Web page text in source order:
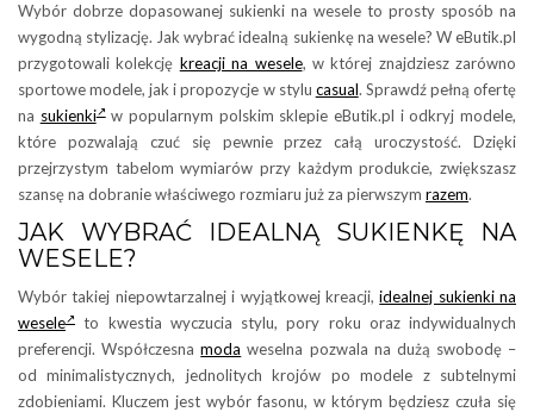
Wybór dobrze dopasowanej sukienki na wesele to prosty sposób na
wygodną stylizację. Jak wybrać idealną sukienkę na wesele? W eButik.pl
przygotowali kolekcję kreacji na wesele, w której znajdziesz zarówno
sportowe modele, jak i propozycje w stylu casual. Sprawdź pełną ofertę
na sukienki w popularnym polskim sklepie eButik.pl i odkryj modele,
które pozwalają czuć się pewnie przez całą uroczystość. Dzięki
przejrzystym tabelom wymiarów przy każdym produkcie, zwiększasz
szansę na dobranie właściwego rozmiaru już za pierwszym razem.
JAK WYBRAĆ IDEALNĄ SUKIENKĘ NA
WESELE?
Wybór takiej niepowtarzalnej i wyjątkowej kreacji,idealnej sukienki na
wesele
to kwestia wyczucia stylu, pory roku oraz indywidualnych
preferencji. Współczesnamoda weselna pozwala na dużą swobodę –
od minimalistycznych, jednolitych krojów po modele z subtelnymi
zdobieniami. Kluczem jest wybór fasonu, w którym będziesz czuła się